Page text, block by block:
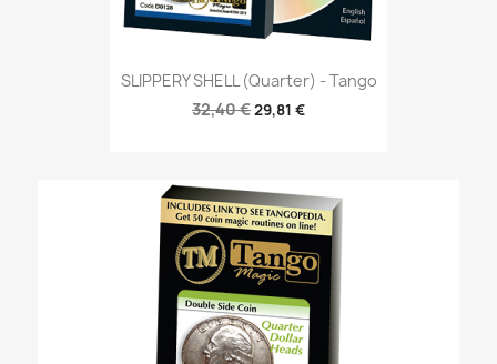
SLIPPERY SHELL (Quarter) - Tango
32,40 €29,81 €